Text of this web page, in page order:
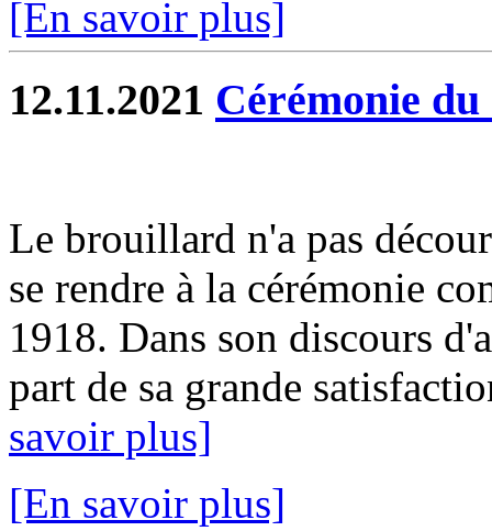
[En savoir plus]
12.11.2021 Cérémonie du
Le brouillard n'a pas
se rendre à la cérémonie
1918. Dans son discours
part de sa grande
savoir plus]
[En savoir plus]